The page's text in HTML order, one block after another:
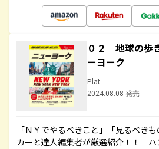
０２ 地球の
ーヨーク
Plat
2024.08.08 発売
「ＮＹでやるべきこと」「見るべき
カーと達人編集者が厳選紹介！！ ハ